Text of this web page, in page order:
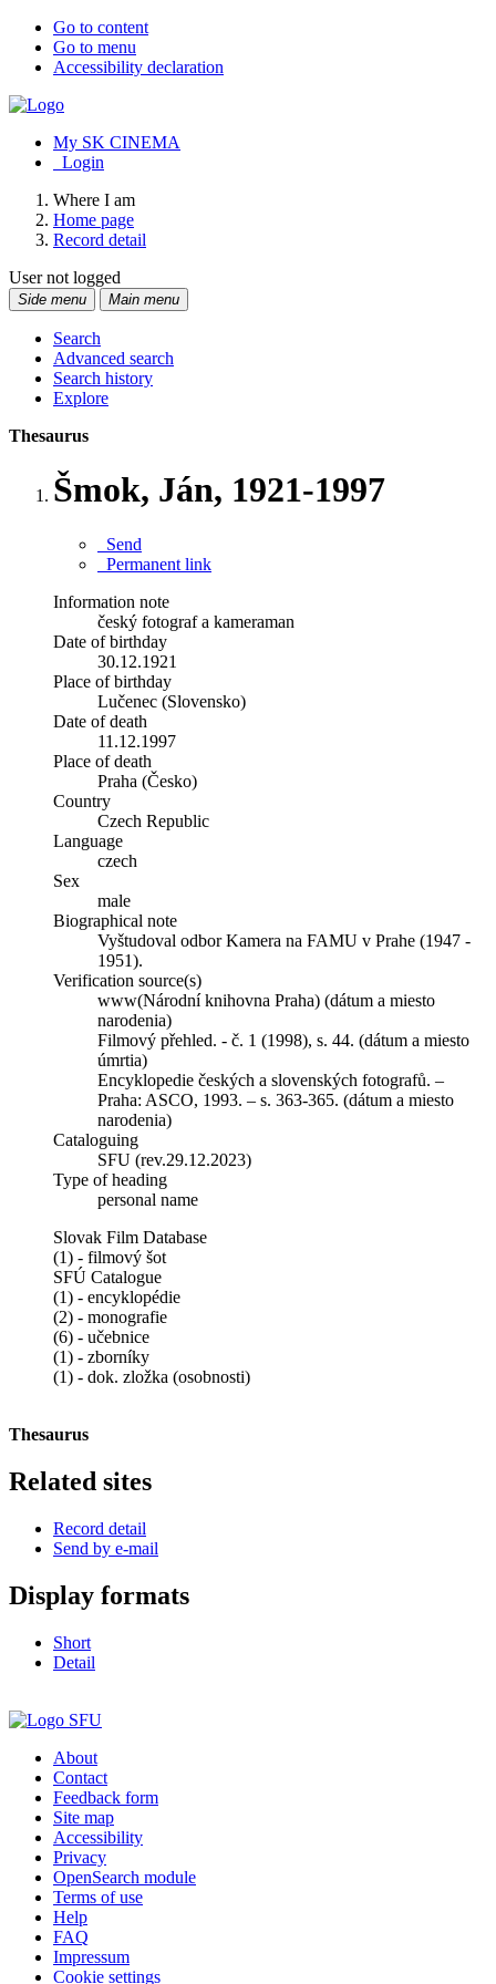
Go to content
Go to menu
Accessibility declaration
My SK CINEMA
Login
Where I am
Home page
Record detail
User not logged
Side menu Main menu
Search
Advanced search
Search history
Explore
Thesaurus
Šmok, Ján, 1921-1997
Send
Permanent link
Information note
český fotograf a kameraman
Date of birthday
30.12.1921
Place of birthday
Lučenec (Slovensko)
Date of death
11.12.1997
Place of death
Praha (Česko)
Country
Czech Republic
Language
czech
Sex
male
Biographical note
Vyštudoval odbor Kamera na FAMU v Prahe (1947 -
1951).
Verification source(s)
www(Národní knihovna Praha) (dátum a miesto
narodenia)
Filmový přehled. - č. 1 (1998), s. 44. (dátum a miesto
úmrtia)
Encyklopedie českých a slovenských fotografů. –
Praha: ASCO, 1993. – s. 363-365. (dátum a miesto
narodenia)
Cataloguing
SFU (rev.29.12.2023)
Type of heading
personal name
Slovak Film Database
(1) - filmový šot
SFÚ Catalogue
(1) - encyklopédie
(2) - monografie
(6) - učebnice
(1) - zborníky
(1) - dok. zložka (osobnosti)
Thesaurus
Related sites
Record detail
Send by e-mail
Display formats
Short
Detail
About
Contact
Feedback form
Site map
Accessibility
Privacy
OpenSearch module
Terms of use
Help
FAQ
Impressum
Cookie settings